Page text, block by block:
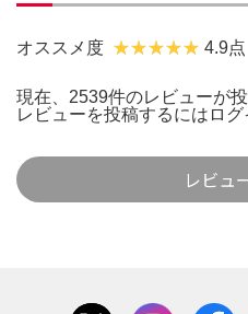
オススメ度 4.9点
現在、2539件のレビューが
レビューを投稿するには ロ
レビュ